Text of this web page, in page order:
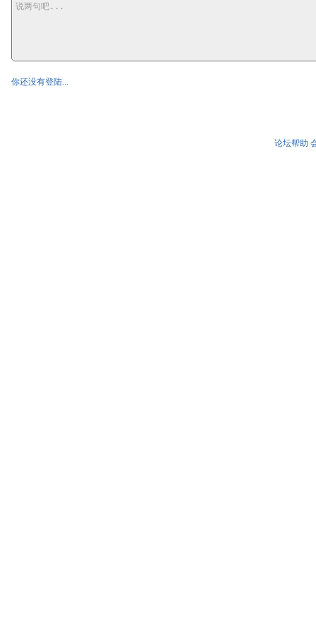
你还没有登陆...
论坛帮助